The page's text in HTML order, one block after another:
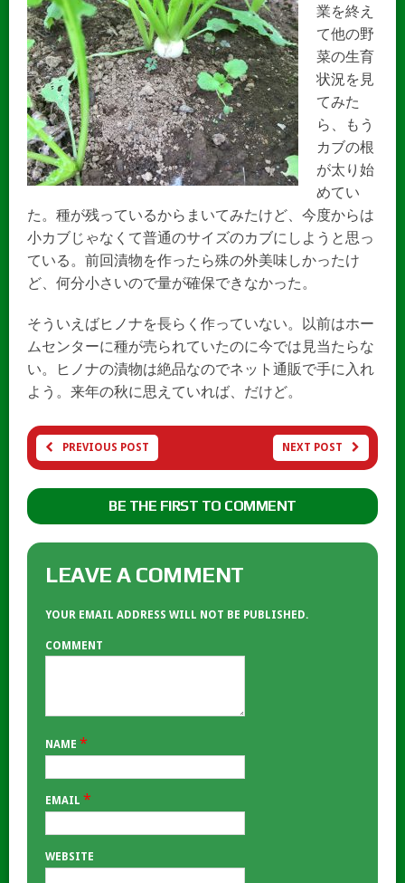
業を終え
て他の野
菜の生育
状況を見
てみた
ら、もう
カブの根
が太り始
めてい
た。種が残っているからまいてみたけど、今度からは
小カブじゃなくて普通のサイズのカブにしようと思っ
ている。前回漬物を作ったら殊の外美味しかったけ
ど、何分小さいので量が確保できなかった。
そういえばヒノナを長らく作っていない。以前はホー
ムセンターに種が売られていたのに今では見当たらな
い。ヒノナの漬物は絶品なのでネット通販で手に入れ
よう。来年の秋に思えていれば、だけど。
PREVIOUS POST NEXT POST
BE THE FIRST TO COMMENT
LEAVE A COMMENT
YOUR EMAIL ADDRESS WILL NOT BE PUBLISHED.
COMMENT
NAME *
EMAIL *
WEBSITE